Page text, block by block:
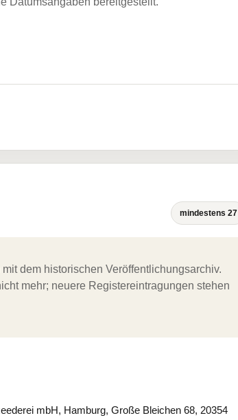
mindestens 27
dem historischen Veröffentlichungsarchiv.
mehr; neuere Registereintragungen stehen
mbH, Hamburg, Große Bleichen 68, 20354